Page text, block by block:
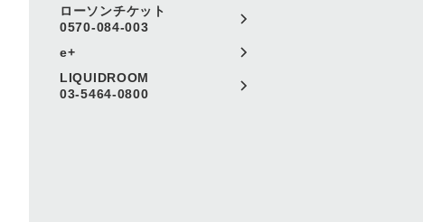
ローソンチケット
0570-084-003
e+
LIQUIDROOM
03-5464-0800